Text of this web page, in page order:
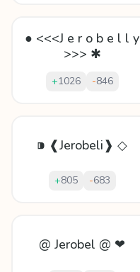
● <<<J e r o b e l l y
>>> ✱
+1026 -846
⁍ ❰Jerobeli❱ ◇
+805 -683
@ Jerobel @ ❤